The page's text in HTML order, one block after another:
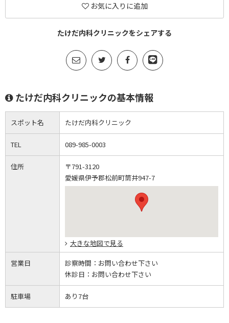
お気に入りに追加
たけだ内科クリニックをシェアする
たけだ内科クリニックの基本情報
スポット名 たけだ内科クリニック
TEL 089-985-0003
住所
〒791-3120
愛媛県伊予郡松前町筒井947-7
大きな地図で見る
営業日 診察時間： お問い合わせ下さい
休診日： お問い合わせ下さい
駐車場 あり7台